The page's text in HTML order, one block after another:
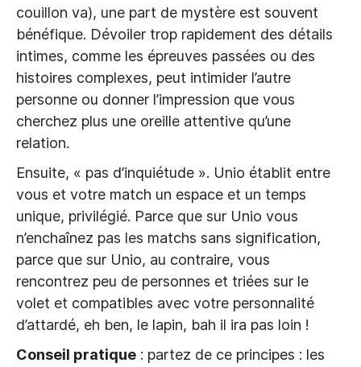
couillon va), une part de mystère est souvent
bénéfique. Dévoiler trop rapidement des détails
intimes, comme les épreuves passées ou des
histoires complexes, peut intimider l’autre
personne ou donner l’impression que vous
cherchez plus une oreille attentive qu’une
relation.
Ensuite, « pas d’inquiétude ». Unio établit entre
vous et votre match un espace et un temps
unique, privilégié. Parce que sur Unio vous
n’enchaînez pas les matchs sans signification,
parce que sur Unio, au contraire, vous
rencontrez peu de personnes et triées sur le
volet et compatibles avec votre personnalité
d’attardé, eh ben, le lapin, bah il ira pas loin !
Conseil pratique : partez de ce principes : les